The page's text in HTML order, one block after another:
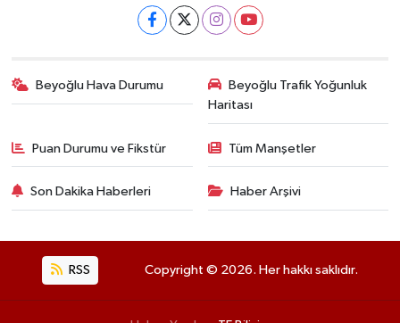
Beyoğlu Hava Durumu
Beyoğlu Trafik Yoğunluk
Haritası
Puan Durumu ve Fikstür Tüm Manşetler
Son Dakika Haberleri Haber Arşivi
RSS Copyright © 2026. Her hakkı saklıdır.